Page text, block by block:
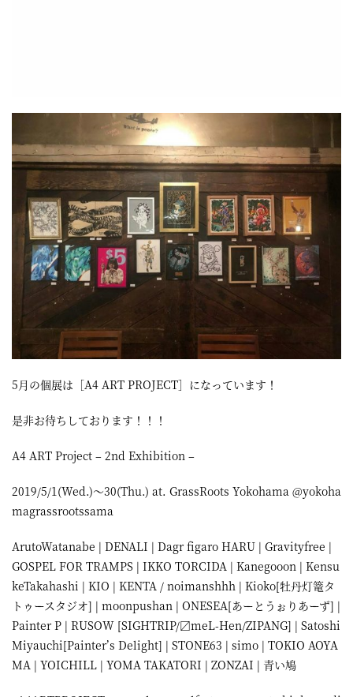
5月の個展は［A4 ART PROJECT］になっています！
是非お待ちしております！！！
A4 ART Project – 2nd Exhibition –
2019/5/1(Wed.)～30(Thu.) at. GrassRoots Yokohama @yokoha
magrassrootssama
ArutoWatanabe | DENALI | Dagr figaro HARU | Gravityfree |
GOSPEL FOR TRAMPS | IKKO TORCIDA | Kanegooon | Kensu
keTakahashi | KIO | KENTA / noimanshhh | Kioko[牡丹灯篭タ
トゥースタジオ] | moonpushan | ONESEA[あーとうぉりあーず] |
Painter P | RUSOW [SIGHTRIP/〼meL-Hen/ZIPANG] | Satoshi
Miyauchi[Painter’s Delight] | STONE63 | simo | TOKIO AOYA
MA | YOICHILL | YOMA TAKATORI | ZONZAI | 青い鳩